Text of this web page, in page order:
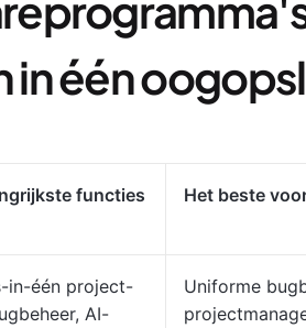
in één
functies Het beste
in-één project-
AI-
Uniforme